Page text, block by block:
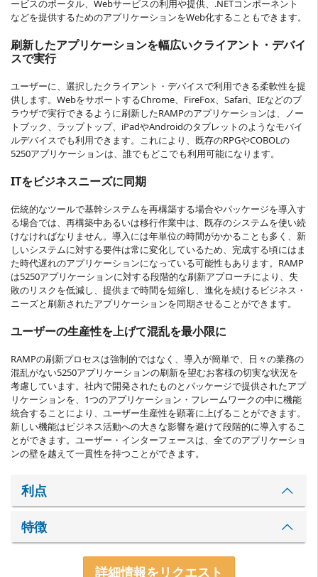
ービスのポータル、Webサービスの利用や提供、.NETコンポーネント
などを提供するためのアプリケーションをWeb化することもできます。
刷新したアプリケーションを幅広いクライアント・デバイ
スで実行
ユーザーに、選択したクライアント・デバイスで利用できる柔軟性を提
供します。WebをサポートするChrome、FireFox、Safari、IEなどのブ
ラウザで実行できるように刷新したRAMPのアプリケーションは、ノー
トブック、ラップトップ、iPadやAndroidのタブレットのようなモバイ
ルデバイスでも利用できます。これにより、既存のRPGやCOBOLの
5250アプリケーションは、誰でもどこでも利用可能になります。
ITをビジネスニーズに同期
伝統的なツールで基幹システムを再構築する場合やパッケージを導入す
る場合では、再構築中あるいは移行作業中は、既存のシステムを使い続
けなければなりません。導入には年単位の時間がかかることも多く、新
しいシステムに対する要件は常に変化しているため、完成する頃にはま
た時代遅れのアプリケーションになっている可能性もあります。RAMP
は5250アプリケーションに対する段階的な刷新アプローチにより、失
敗のリスクを低減し、提供まで時間を短縮し、進化を続けるビジネス・
ニーズと刷新されたアプリケーションを同期させることができます。
ユーザーの生産性を上げて混乱を最小限に
RAMPの刷新プロセスは強制的ではなく、導入が簡単で、日々の業務の
混乱がない5250アプリケーションの刷新を望むお客様の切実な状況を
考慮しています。社内で開発されたものとパッケージで提供されたアプ
リケーションを、1つのアプリケーション・フレームワークの中に機能
統合することにより、ユーザー生産性を顕著に上げることができます。
新しい機能はビジネス活動への大きな影響を避けて段階的に導入するこ
とができます。ユーザー・インターフェースは、全てのアプリケーショ
ンの壁を越えて一貫性を持つことができます。
利点
特徴
詳細情報をリクエスト